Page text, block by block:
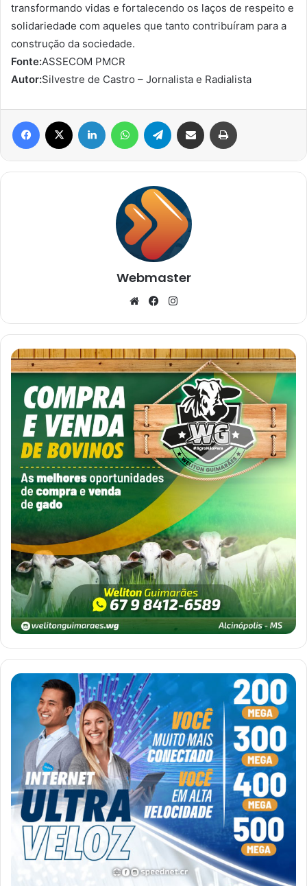
transformando vidas e fortalecendo os laços de respeito e
solidariedade com aqueles que tanto contribuíram para a
construção da sociedade.
Fonte:ASSECOM PMCR
Autor:Silvestre de Castro – Jornalista e Radialista
Facebook Linkedin WhatsAppTelegram Compartilhar via e-mail
Webmaster
WebsiteFacebook